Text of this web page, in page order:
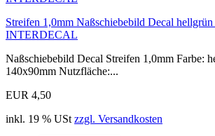
Streifen 1,0mm Naßschiebebild Decal
INTERDECAL
Naßschiebebild Decal Streifen 1,0mm Farbe:
140x90mm Nutzfläche:...
EUR 4,50
inkl. 19 % USt zzgl. Versandkosten